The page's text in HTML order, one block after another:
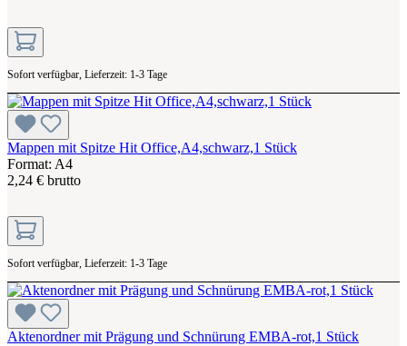
Sofort verfügbar, Lieferzeit: 1-3 Tage
Mappen mit Spitze Hit Office,A4,schwarz,1 Stück
Format: A4
2,24 € brutto
Sofort verfügbar, Lieferzeit: 1-3 Tage
Aktenordner mit Prägung und Schnürung EMBA-rot,1 Stück